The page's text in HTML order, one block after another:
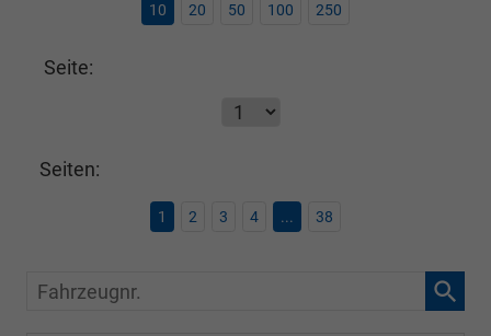
10 20 50 100 250
Seite:
Seiten:
1 2 3 4 ... 38
Fahrzeugnr.